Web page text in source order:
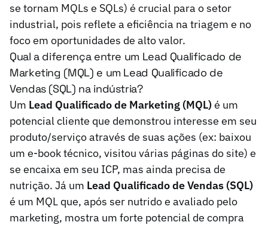
se tornam MQLs e SQLs) é crucial para o setor
industrial, pois reflete a eficiência na triagem e no
foco em oportunidades de alto valor.
Qual a diferença entre um Lead Qualificado de
Marketing (MQL) e um Lead Qualificado de
Vendas (SQL) na indústria?
Um Lead Qualificado de Marketing (MQL)é um
potencial cliente que demonstrou interesse em seu
produto/serviço através de suas ações (ex: baixou
um e-book técnico, visitou várias páginas do site) e
se encaixa em seu ICP, mas ainda precisa de
nutrição. Já um Lead Qualificado de Vendas (SQL)
é um MQL que, após ser nutrido e avaliado pelo
marketing, mostra um forte potencial de compra